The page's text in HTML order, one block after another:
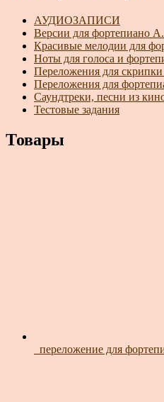
АУДИОЗАПИСИ
Версии для фортепиано
Красивые мелодии для
Ноты для голоса и
Переложения для
Переложения для
Саундтреки, песни из
Тестовые задания
Товары
_переложение для